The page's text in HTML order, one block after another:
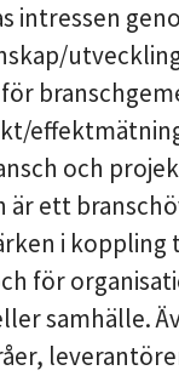
intressen
och
är ett
i koppling
för
samhälle.